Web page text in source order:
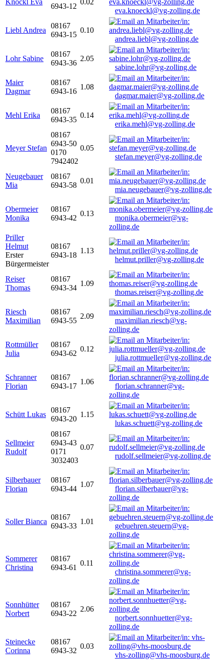
Knöckl Eva
6943-12
0.02
eva.knoeckl@vg-zolling.de
Liebl Andrea
08167
6943-15
0.10
andrea.liebl@vg-zolling.de
Lohr Sabine
08167
6943-36
2.05
sabine.lohr@vg-zolling.de
Maier
Dagmar
08167
6943-16
1.08
dagmar.maier@vg-zolling.de
Mehl Erika
08167
6943-35
0.14
erika.mehl@vg-zolling.de
Meyer Stefan
08167
6943-50
0170
7942402
0.05
stefan.meyer@vg-zolling.de
Neugebauer
Mia
08167
6943-58
0.01
mia.neugebauer@vg-zolling.de
Obermeier
Monika
08167
6943-42
0.13
monika.obermeier@vg-
zolling.de
Priller
Helmut
Erster
Bürgermeister
08167
6943-18
1.13
helmut.priller@vg-zolling.de
Reiser
Thomas
08167
6943-34
1.09
thomas.reiser@vg-zolling.de
Riesch
Maximilian
08167
6943-55
2.09
maximilian.riesch@vg-
zolling.de
Rottmüller
Julia
08167
6943-62
0.12
julia.rottmueller@vg-zolling.de
Schranner
Florian
08167
6943-17
1.06
florian.schranner@vg-
zolling.de
Schütt Lukas
08167
6943-20
1.15
lukas.schuett@vg-zolling.de
Sellmeier
Rudolf
08167
6943-43
0171
3032403
0.07
rudolf.sellmeier@vg-zolling.de
Silberbauer
Florian
08167
6943-44
1.07
florian.silberbauer@vg-
zolling.de
Soller Bianca
08167
6943-33
1.01
gebuehren.steuern@vg-
zolling.de
Sommerer
Christina
08167
6943-61
0.11
christina.sommerer@vg-
zolling.de
Sonnhütter
Norbert
08167
6943-22
2.06
norbert.sonnhuetter@vg-
zolling.de
Steinecke
Corinna
08167
6943-32
0.03
vhs-zolling@vhs-moosburg.de